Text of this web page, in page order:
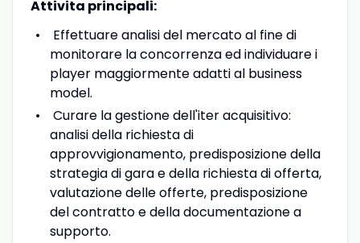
Attivita principali:
Effettuare analisi del mercato al fine di
monitorare la concorrenza ed individuare i
player maggiormente adatti al business
model.
Curare la gestione dell'iter acquisitivo:
analisi della richiesta di
approvvigionamento, predisposizione della
strategia di gara e della richiesta di offerta,
valutazione delle offerte, predisposizione
del contratto e della documentazione a
supporto.